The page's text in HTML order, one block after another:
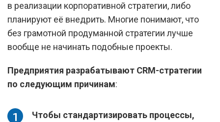
в реализации корпоративной стратегии, либо
планируют её внедрить. Многие понимают, что
без грамотной продуманной стратегии лучше
вообще не начинать подобные проекты.
Предприятия разрабатывают CRM-стратегии
по следующим причинам:
Чтобы стандартизировать процессы,